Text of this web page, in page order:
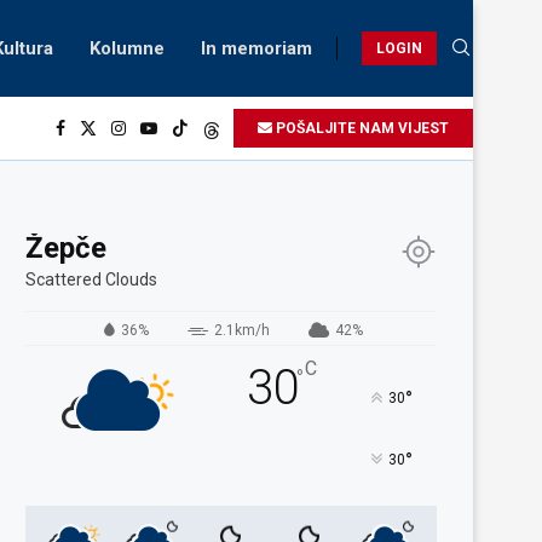
Kolumne In memoriam LOGIN
POŠALJITE NAM VIJEST
Žepče
Scattered Clouds
36% 2.1km/h 42%
30°C
30°
30°